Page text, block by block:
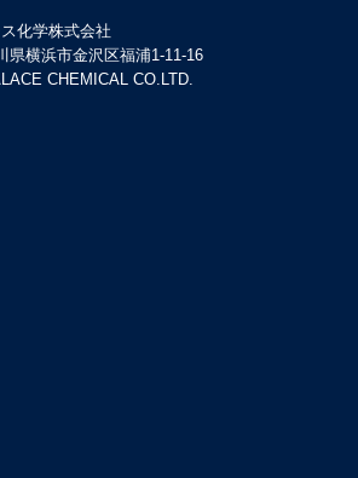
化学株式会社
県横浜市金沢区福浦1-11-16
CHEMICAL CO.LTD.